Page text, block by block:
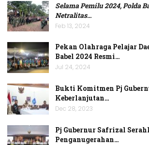
Selama Pemilu 2024, Polda
Netralitas…
Feb 13, 2024
Pekan Olahraga Pelajar
Babel 2024 Resmi…
Jul 24, 2024
Bukti Komitmen Pj
Keberlanjutan…
Dec 28, 2023
Pj Gubernur Safrizal
Penganugerahan…